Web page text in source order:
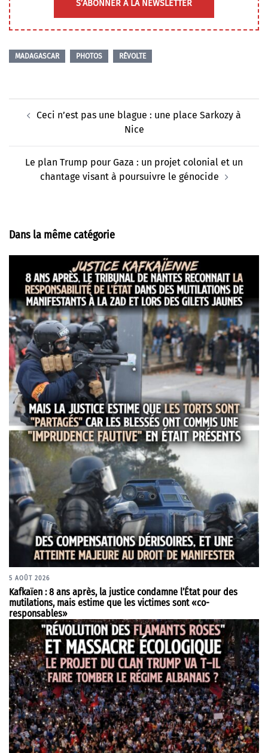
S’ABONNER À LA NEWSLETTER
MADAGASCAR PHOTOS RÉVOLTE
d’articleCeci n’est pas une blague : une place Sarkozy à
Nice
Le plan Trump pour Gaza : un projet colonial et un
chantage visant à poursuivre le génocide
Dans la même catégorie
5 AOÛT 2026
Kafkaïen : 8 ans après, la justice condamne l’État pour des
mutilations, mais estime que les victimes sont «co-
responsables»